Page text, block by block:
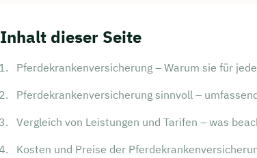
Inhalt dieser Seite
Pferdekrankenversicherung – Warum sie für
Pferdekrankenversicherung sinnvoll –
Vergleich von Leistungen und Tarifen – was
Kosten und Preise der